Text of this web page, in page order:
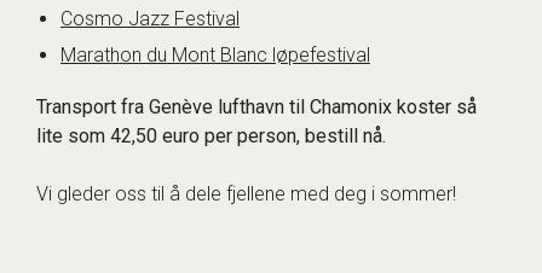
Cosmo Jazz Festival
Marathon du Mont Blanc løpefestival
Transport fra Genève lufthavn til Chamonix koster så
lite som 42,50 euro per person, bestill nå.
Vi gleder oss til å dele fjellene med deg i sommer!